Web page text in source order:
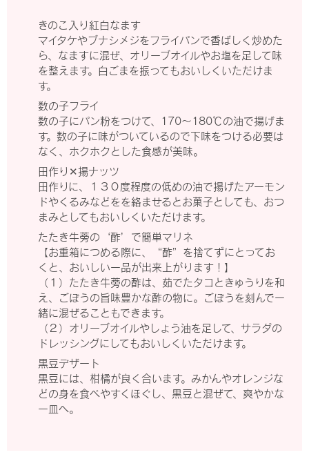
きのこ入り紅白なます
マイタケやブナシメジをフライパンで香ばしく炒めた
ら、なますに混ぜ、オリーブオイルやお塩を足して味
を整えます。白ごまを振ってもおいしくいただけま
す。
数の子フライ
数の子にパン粉をつけて、170〜180℃の油で揚げま
す。数の子に味がついているので下味をつける必要は
なく、ホクホクとした食感が美味。
田作り✕揚ナッツ
田作りに、１３０度程度の低めの油で揚げたアーモン
ドやくるみなどをを絡ませるとお菓子としても、おつ
まみとしてもおいしくいただけます。
たたき牛蒡の‘酢’で簡単マリネ
【お重箱につめる際に、“酢”を捨てずにとってお
くと、おいしい一品が出来上がります！】
（１）たたき牛蒡の酢は、茹でたタコときゅうりを和
え、ごぼうの旨味豊かな酢の物に。ごぼうを刻んで一
緒に混ぜることもできます。
（２）オリーブオイルやしょう油を足して、サラダの
ドレッシングにしてもおいしくいただけます。
黒豆デザート
黒豆には、柑橘が良く合います。みかんやオレンジな
どの身を食べやすくほぐし、黒豆と混ぜて、爽やかな
一皿へ。